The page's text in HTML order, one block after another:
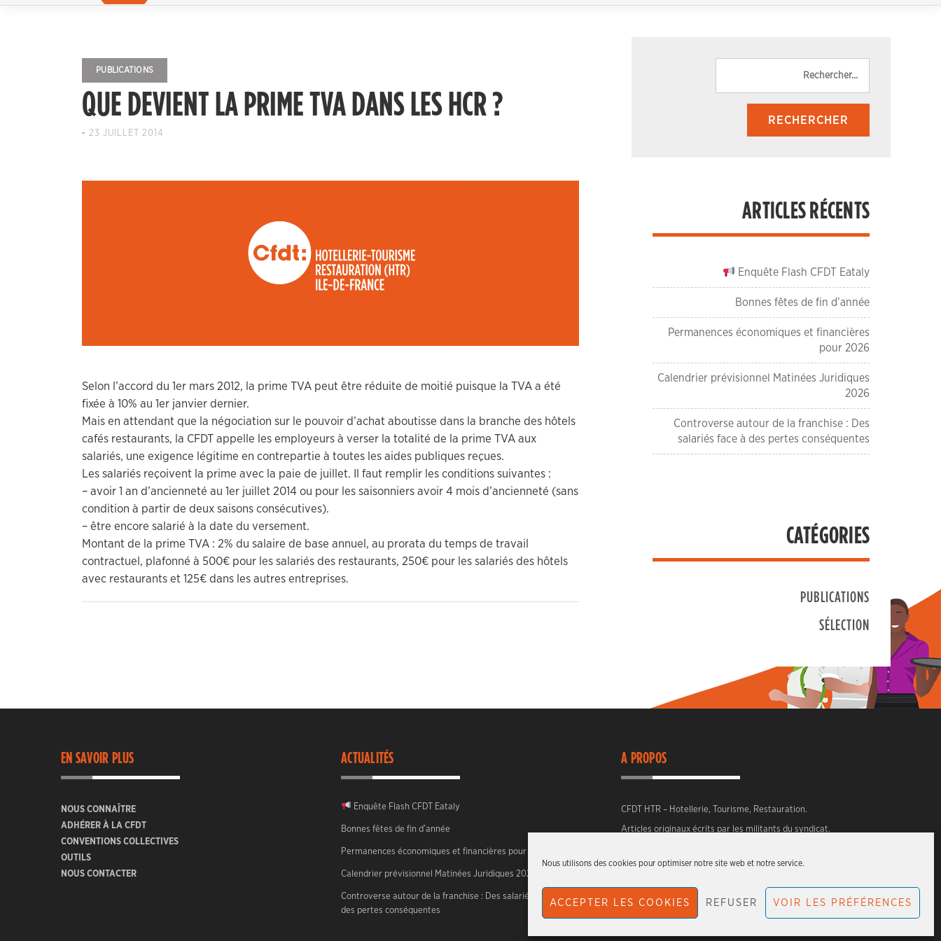
Nous utilisons des cookies pour optimiser notre site web et notre service.
ACCEPTER LES COOKIES REFUSER VOIR LES PRÉFÉRENCES
PUBLICATIONS
QUE DEVIENT LA PRIME TVA DANS LES HCR ?
- 23 JUILLET 2014
Selon l’accord du 1er mars 2012, la prime TVA peut être réduite de moitié puisque la TVA a été
fixée à 10% au 1er janvier dernier.
Mais en attendant que la négociation sur le pouvoir d’achat aboutisse dans la branche des hôtels
cafés restaurants, la CFDT appelle les employeurs à verser la totalité de la prime TVA aux
salariés, une exigence légitime en contrepartie à toutes les aides publiques reçues.
Les salariés reçoivent la prime avec la paie de juillet. Il faut remplir les conditions suivantes :
– avoir 1 an d’ancienneté au 1er juillet 2014 ou pour les saisonniers avoir 4 mois d’ancienneté (sans
condition à partir de deux saisons consécutives).
– être encore salarié à la date du versement.
Montant de la prime TVA : 2% du salaire de base annuel, au prorata du temps de travail
contractuel, plafonné à 500€ pour les salariés des restaurants, 250€ pour les salariés des hôtels
avec restaurants et 125€ dans les autres entreprises.
ARTICLES RÉCENTS
Enquête Flash CFDT Eataly
Bonnes fêtes de fin d’année
Permanences économiques et financières
pour 2026
Calendrier prévisionnel Matinées Juridiques
2026
Controverse autour de la franchise : Des
salariés face à des pertes conséquentes
CATÉGORIES
PUBLICATIONS
SÉLECTION
EN SAVOIR PLUS
NOUS CONNAÎTRE
ADHÉRER À LA CFDT
CONVENTIONS COLLECTIVES
OUTILS
NOUS CONTACTER
ACTUALITÉS
Enquête Flash CFDT Eataly
Bonnes fêtes de fin d’année
Permanences économiques et financières pour 2026
Calendrier prévisionnel Matinées Juridiques 2026
Controverse autour de la franchise : Des salariés face à
des pertes conséquentes
A PROPOS
CFDT HTR – Hotellerie, Tourisme, Restauration.
Articles originaux écrits par les militants du syndicat.